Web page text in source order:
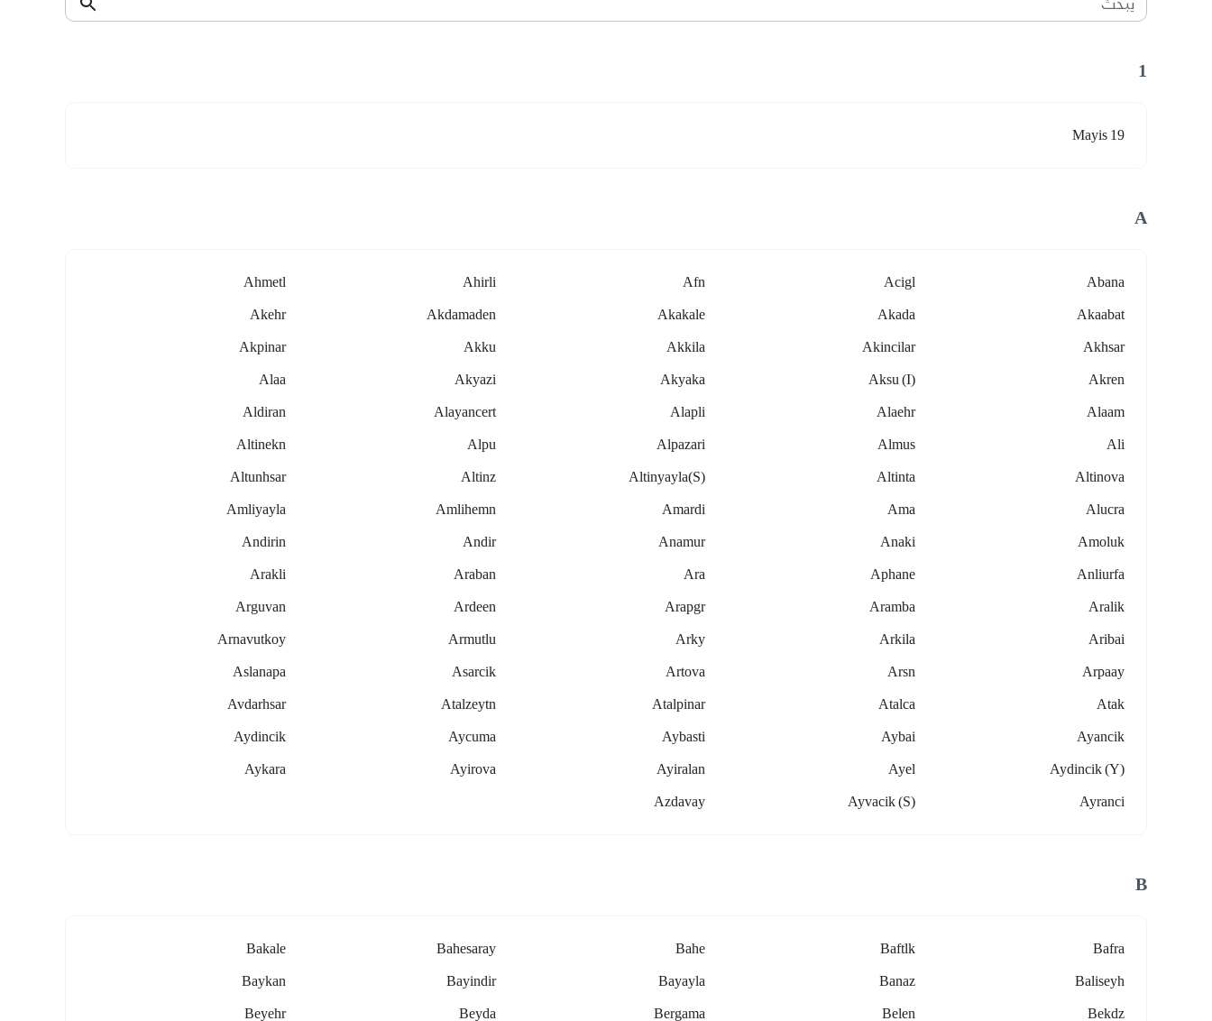
يبحث
1
19 Mayis
A
Abana
Acigl
Afn
Ahirli
Ahmetl
Akaabat
Akada
Akakale
Akdamaden
Akehr
Akhsar
Akincilar
Akkila
Akku
Akpinar
Akren
Aksu (i)
Akyaka
Akyazi
Alaa
Alaam
Alaehr
Alapli
Alayancert
Aldiran
Ali
Almus
Alpazari
Alpu
Altinekn
Altinova
Altinta
Altinyayla(s)
Altinz
Altunhsar
Alucra
Ama
Amardi
Amlihemn
Amliyayla
Amoluk
Anaki
Anamur
Andir
Andirin
Anliurfa
Aphane
Ara
Araban
Arakli
Aralik
Aramba
Arapgr
Ardeen
Arguvan
Aribai
Arkila
Arky
Armutlu
Arnavutkoy
Arpaay
Arsn
Artova
Asarcik
Aslanapa
Atak
Atalca
Atalpinar
Atalzeytn
Avdarhsar
Ayancik
Aybai
Aybasti
Aycuma
Aydincik
Aydincik (y)
Ayel
Ayiralan
Ayirova
Aykara
Ayranci
Ayvacik (s)
Azdavay
B
Bafra
Baftlk
Bahe
Bahesaray
Bakale
Baliseyh
Banaz
Bayayla
Bayindir
Baykan
Bekdz
Belen
Bergama
Beyda
Beyehr